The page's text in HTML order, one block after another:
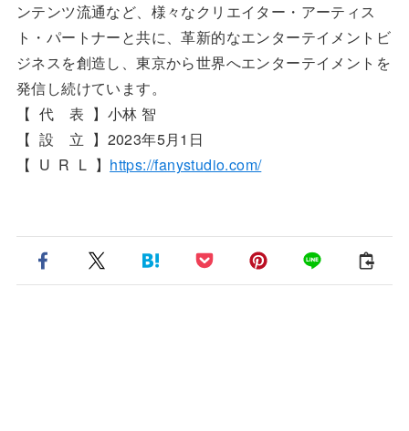
ンテンツ流通など、様々なクリエイター・アーティス
ト・パートナーと共に、革新的なエンターテイメントビ
ジネスを創造し、東京から世界へエンターテイメントを
発信し続けています。
【 代 表 】小林 智
【 設 立 】2023年5月1日
【 U R L 】 https://fanystudio.com/